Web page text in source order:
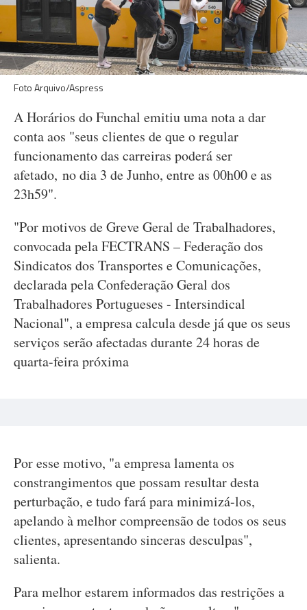
Foto Arquivo/Aspress
A Horários do Funchal emitiu uma nota a dar
conta aos "seus clientes de que o regular
funcionamento das carreiras poderá ser
afetado, no dia 3 de Junho, entre as 00h00 e as
23h59".
"Por motivos de Greve Geral de Trabalhadores,
convocada pela FECTRANS – Federação dos
Sindicatos dos Transportes e Comunicações,
declarada pela Confederação Geral dos
Trabalhadores Portugueses - Intersindical
Nacional", a empresa calcula desde já que os seus
serviços serão afectadas durante 24 horas de
quarta-feira próxima
Por esse motivo, "a empresa lamenta os
constrangimentos que possam resultar desta
perturbação, e tudo fará para minimizá-los,
apelando à melhor compreensão de todos os seus
clientes, apresentando sinceras desculpas",
salienta.
Para melhor estarem informados das restrições a